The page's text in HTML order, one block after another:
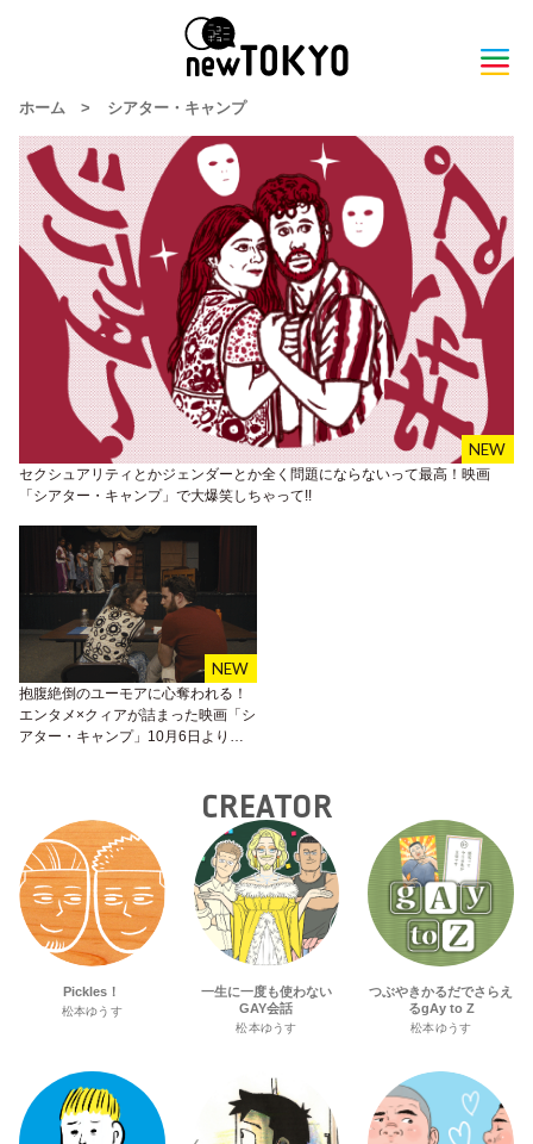
ホーム > シアター・キャンプ
セクシュアリティとかジェンダーとか全く問題にならないって最高！映画
「シアター・キャンプ」で大爆笑しちゃって!!
抱腹絶倒のユーモアに心奪われる！
エンタメ×クィアが詰まった映画「シ
アター・キャンプ」10月6日より公
CREATOR
Pickles！
松本ゆうす
一生に一度も使わない
GAY会話
松本ゆうす
つぶやきかるだでさらえ
るgAy to Z
松本ゆうす